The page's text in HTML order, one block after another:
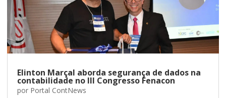
Elinton Marçal aborda segurança de dados na
contabilidade no III Congresso Fenacon
por Portal ContNews